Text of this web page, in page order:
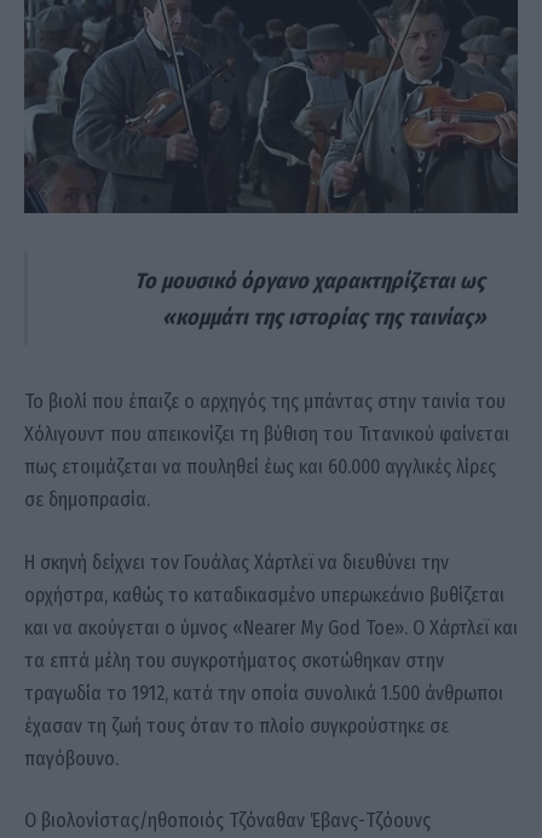
Το μουσικό όργανο χαρακτηρίζεται ως
«κομμάτι της ιστορίας της ταινίας»
Το βιολί που έπαιζε ο αρχηγός της μπάντας στην ταινία του
Χόλιγουντ που απεικονίζει τη βύθιση του Τιτανικού φαίνεται
πως ετοιμάζεται να πουληθεί έως και 60.000 αγγλικές λίρες
σε δημοπρασία.
Η σκηνή δείχνει τον Γουάλας Χάρτλεϊ να διευθύνει την
ορχήστρα, καθώς το καταδικασμένο υπερωκεάνιο βυθίζεται
και να ακούγεται ο ύμνος «Nearer My God Toe». Ο Χάρτλεϊ και
τα επτά μέλη του συγκροτήματος σκοτώθηκαν στην
τραγωδία το 1912, κατά την οποία συνολικά 1.500 άνθρωποι
έχασαν τη ζωή τους όταν το πλοίο συγκρούστηκε σε
παγόβουνο.
Ο βιολονίστας/ηθοποιός Τζόναθαν Έβανς-Τζόουνς